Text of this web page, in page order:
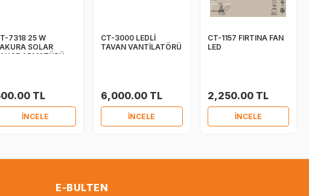
7318 25 W
SOLAR
ARMATÜRÜ
TL
İNCELE
CT-3000 LEDLİ
TAVAN VANTİLATÖRÜ
6,000.00 TL
İNCELE
CT-1157 FIRTINA FAN
LED
2,250.00 TL
İNCELE
E-BULTEN